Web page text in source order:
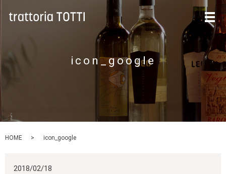
メ
icon_google
HOME icon_google
2018/02/18